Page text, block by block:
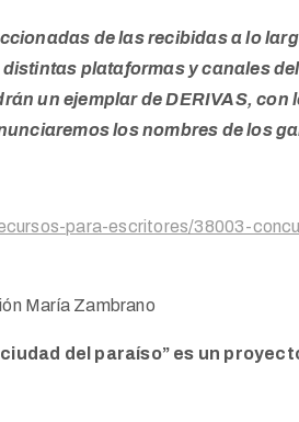
de las recibidas a lo
plataformas y canales
un ejemplar de DERIVAS,
los nombres de los
para-escritores/38003-
María Zambrano
ciudad del paraíso” es un